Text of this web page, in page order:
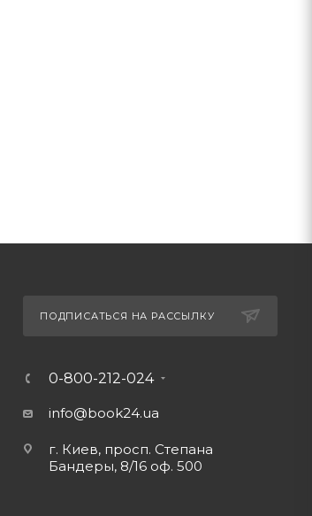
ПОДПИСАТЬСЯ НА РАССЫЛКУ
0-800-212-024
info@book24.ua
г. Киев, просп. Степана
Бандеры, 8/16 оф. 500